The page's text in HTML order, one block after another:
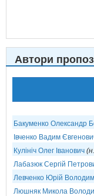
Автори
Бакуменко Олександр
Івченко Вадим
Кулініч Олег Іванович
Лабазюк Сергій
Левченко Юрій
Люшняк Микола